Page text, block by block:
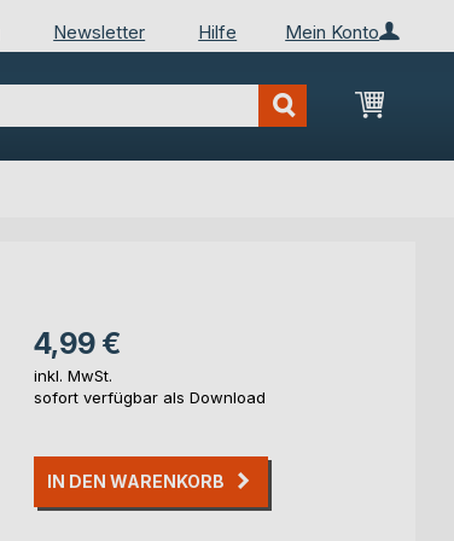
Mein Konto
Newsletter Hilfe
Mein
4,99 €
inkl. MwSt.
sofort verfügbar als Download
IN DEN WARENKORB